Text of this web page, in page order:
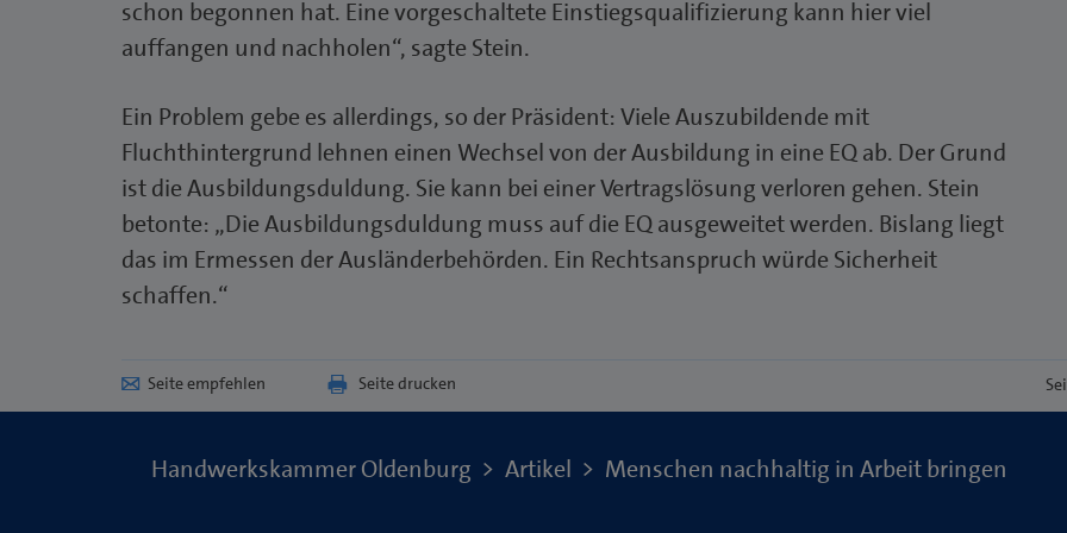
schon begonnen hat. Eine vorgeschaltete Einstiegsqualifizierung kann hier viel
auffangen und nachholen“, sagte Stein.
Ein Problem gebe es allerdings, so der Präsident: Viele Auszubildende mit
Fluchthintergrund lehnen einen Wechsel von der Ausbildung in eine EQ ab. Der Grund
ist die Ausbildungsduldung. Sie kann bei einer Vertragslösung verloren gehen. Stein
betonte: „Die Ausbildungsduldung muss auf die EQ ausgeweitet werden. Bislang liegt
das im Ermessen der Ausländerbehörden. Ein Rechtsanspruch würde Sicherheit
schaffen.“
Seite empfehlen Seite drucken
Handwerkskammer Oldenburg Artikel Menschen nachhaltig in Arbeit bringen